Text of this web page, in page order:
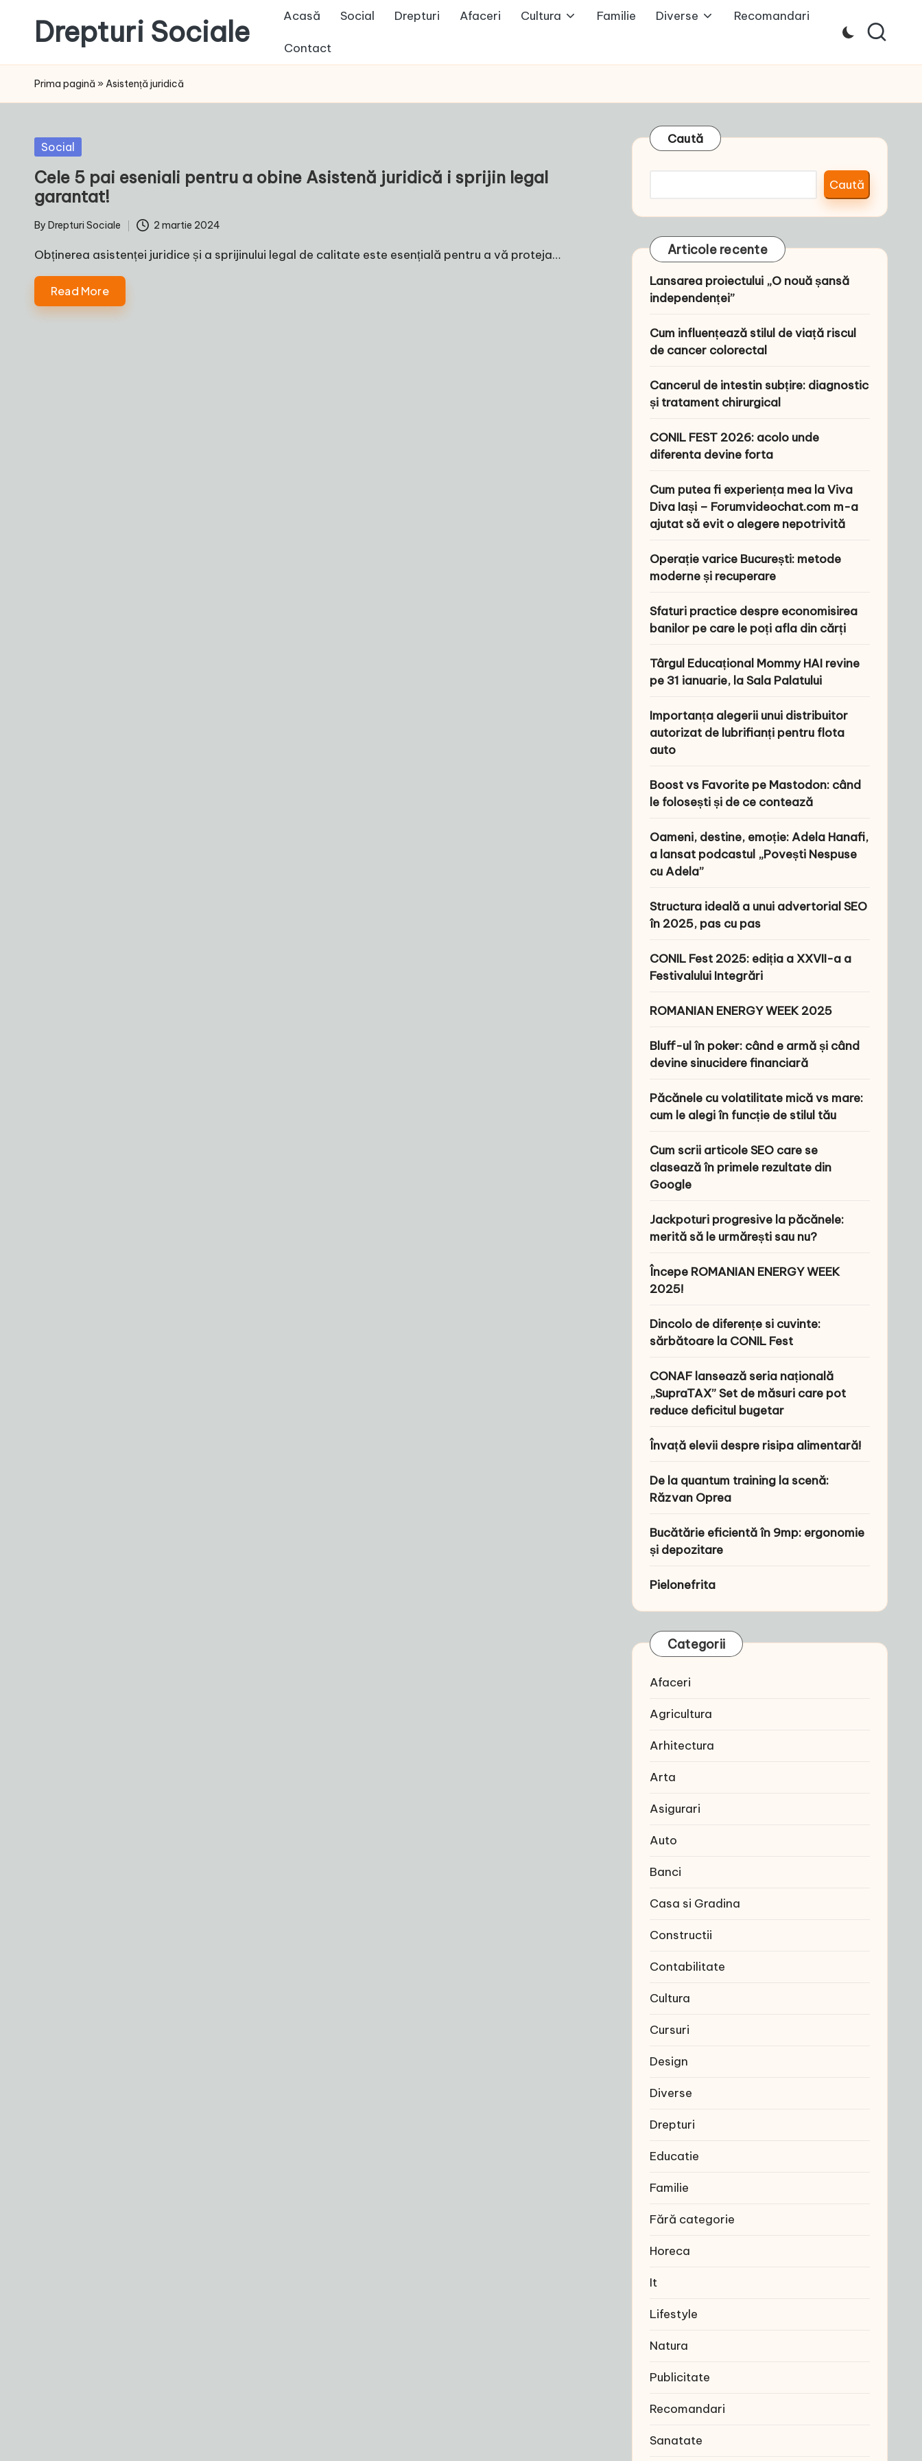
content
Drepturi Sociale
Drepturile
Sociale:
Ta,
Schimbarea
Noastră!
Acasă Social Drepturi Afaceri Cultura Familie Diverse Recomandari
Contact
Prima pagină » Asistență juridică
Posted
Social
Cele 5 pai eseniali pentru a obine Asistenă juridică i sprijin legal
garantat!
Posted
by
By Drepturi Sociale 2 martie 2024
Obținerea asistenței juridice și a sprijinului legal de calitate este esențială pentru a vă proteja…
Read More
Caută
Caută
Articole recente
Lansarea proiectului „O nouă șansă
independenței”
Cum influențează stilul de viață riscul
de cancer colorectal
Cancerul de intestin subțire: diagnostic
și tratament chirurgical
CONIL FEST 2026: acolo unde
diferenta devine forta
Cum putea fi experiența mea la Viva
Diva Iași – Forumvideochat.com m-a
ajutat să evit o alegere nepotrivită
Operație varice București: metode
moderne și recuperare
Sfaturi practice despre economisirea
banilor pe care le poți afla din cărți
Târgul Educațional Mommy HAI revine
pe 31 ianuarie, la Sala Palatului
Importanța alegerii unui distribuitor
autorizat de lubrifianți pentru flota
auto
Boost vs Favorite pe Mastodon: când
le folosești și de ce contează
Oameni, destine, emoție: Adela Hanafi,
a lansat podcastul „Povești Nespuse
cu Adela”
Structura ideală a unui advertorial SEO
în 2025, pas cu pas
CONIL Fest 2025: ediția a XXVII-a a
Festivalului Integrări
ROMANIAN ENERGY WEEK 2025
Bluff-ul în poker: când e armă și când
devine sinucidere financiară
Păcănele cu volatilitate mică vs mare:
cum le alegi în funcție de stilul tău
Cum scrii articole SEO care se
clasează în primele rezultate din
Google
Jackpoturi progresive la păcănele:
merită să le urmărești sau nu?
Începe ROMANIAN ENERGY WEEK
2025!
Dincolo de diferențe si cuvinte:
sărbătoare la CONIL Fest
CONAF lansează seria națională
„SupraTAX” Set de măsuri care pot
reduce deficitul bugetar
Învață elevii despre risipa alimentară!
De la quantum training la scenă:
Răzvan Oprea
Bucătărie eficientă în 9mp: ergonomie
și depozitare
Pielonefrita
Categorii
Afaceri
Agricultura
Arhitectura
Arta
Asigurari
Auto
Banci
Casa si Gradina
Constructii
Contabilitate
Cultura
Cursuri
Design
Diverse
Drepturi
Educatie
Familie
Fără categorie
Horeca
It
Lifestyle
Natura
Publicitate
Recomandari
Sanatate